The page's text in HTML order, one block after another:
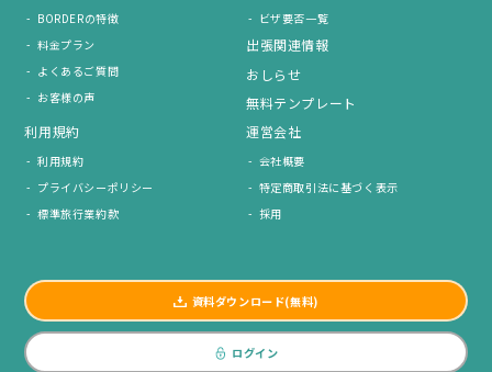
BORDERの特徴
料金プラン
よくあるご質問
お客様の声
ビザ要否一覧
出張関連情報
おしらせ
無料テンプレート
利用規約
利用規約
プライバシーポリシー
標準旅行業約款
運営会社
会社概要
特定商取引法に基づく表示
採用
資料ダウンロード(無料)
ログイン